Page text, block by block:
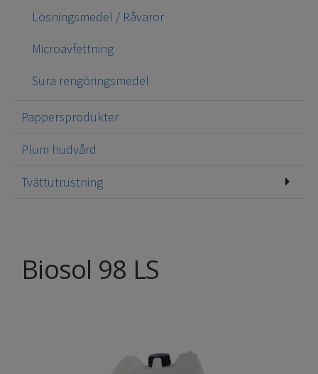
Lösningsmedel / Råvaror
Microavfettning
Sura rengöringsmedel
Pappersprodukter
Plum hudvård
Tvättutrustning
Biosol 98 LS